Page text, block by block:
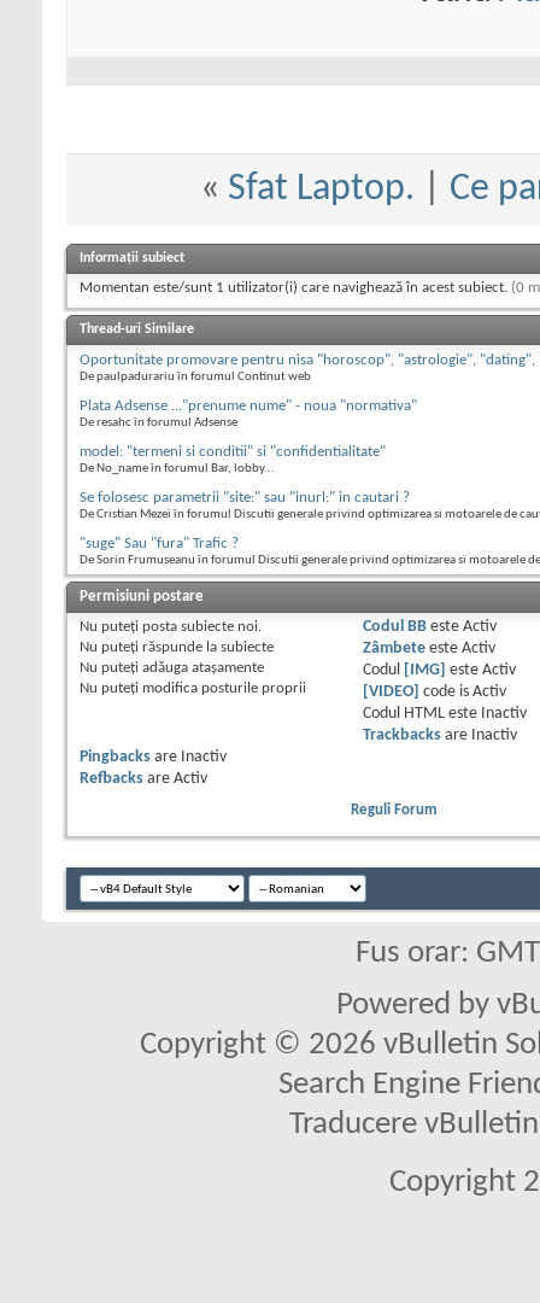
« Sfat Laptop. Ce
Informații subiect
Momentan este/sunt 1 utilizator(i) care navighează în acest subiect. (0
Thread-uri Similare
Oportunitate promovare pentru nisa "horoscop", "astrologie",
De paulpadurariu în forumul Continut web
Plata Adsense ..."prenume nume" - noua "normativa"
De resahc în forumul Adsense
model: "termeni si conditii" si "confidentialitate"
De No_name în forumul Bar, lobby...
Se folosesc parametrii "site:" sau "inurl:" in cautari ?
De Cristian Mezei în forumul Discutii generale privind optimizarea si motoarele de
"suge" Sau "fura" Trafic ?
De Sorin Frumuseanu în forumul Discutii generale privind optimizarea si motoarele
Permisiuni postare
Nu puteţi posta subiecte noi.
Nu puteţi răspunde la subiecte
Nu puteţi adăuga ataşamente
Nu puteţi modifica posturile proprii
Codul BBeste Activ
Zâmbeteeste Activ
Codul
[IMG] este Activ
[VIDEO]
code is Activ
Codul HTML este
Inactiv
Trackbacksare
Inactiv
Pingbacks are
Inactiv
Refbacks are Activ
Reguli Forum
Fus orar:
Powered by
Copyright © 2026 vBulletin
Search Engine
Traducere
Copyright